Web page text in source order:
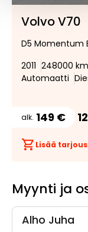
Volvo V70
D5 Momentum
2011 248000 km
Automaatti
alk. 149 €
Lisää
Myynti ja
Alho Juha